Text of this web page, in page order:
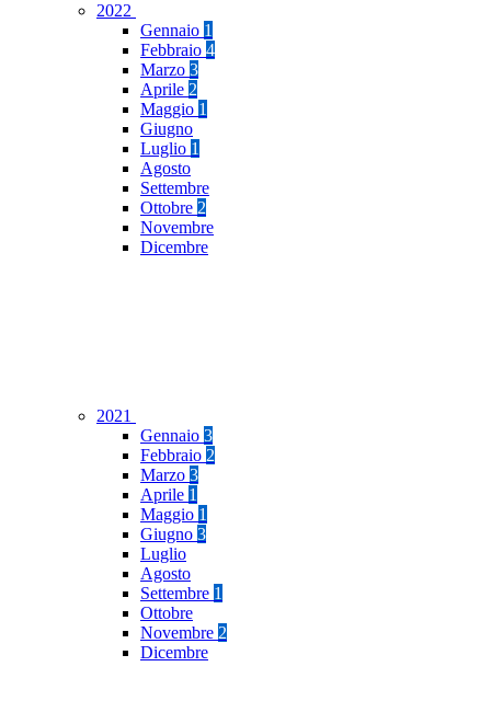
2022
Gennaio 1
Febbraio 4
Marzo 3
Aprile 2
Maggio 1
Giugno
Luglio 1
Agosto
Settembre
Ottobre 2
Novembre
Dicembre
2021
Gennaio 3
Febbraio 2
Marzo 3
Aprile 1
Maggio 1
Giugno 3
Luglio
Agosto
Settembre 1
Ottobre
Novembre 2
Dicembre